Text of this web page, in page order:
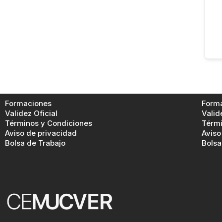
Formaciones
Validez Oficial
Términos y Condiciones
Aviso de privacidad
Bolsa de Trabajo